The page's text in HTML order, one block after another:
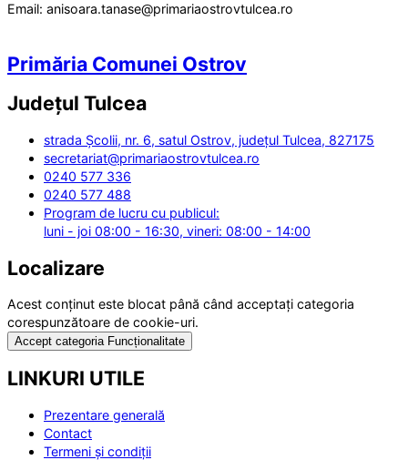
Email: anisoara.tanase@primariaostrovtulcea.ro
Primăria Comunei Ostrov
Județul Tulcea
strada Școlii, nr. 6, satul Ostrov, județul Tulcea, 827175
secretariat@primariaostrovtulcea.ro
0240 577 336
0240 577 488
Program de lucru cu publicul:
luni - joi 08:00 - 16:30, vineri: 08:00 - 14:00
Localizare
Acest conținut este blocat până când acceptați categoria
corespunzătoare de cookie-uri.
Accept categoria Funcționalitate
LINKURI UTILE
Prezentare generală
Contact
Termeni și condiții